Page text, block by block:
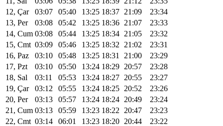
12, Çar
03:07 05:40 13:25 18:37 21:09
23:34
13, Per
03:08 05:42 13:25 18:36 21:07
23:33
14, Cum 03:08 05:44 13:25 18:34 21:05
23:32
15, Cmt 03:09 05:46 13:25 18:32 21:02
23:31
16, Paz
03:10 05:48 13:25 18:31 21:00
23:29
17, Pzt
03:10 05:50 13:24 18:29 20:57
23:28
18, Sal
03:11 05:53 13:24 18:27 20:55
23:27
19, Çar
03:12 05:55 13:24 18:25 20:52
23:26
20, Per
03:13 05:57 13:24 18:24 20:49
23:24
21, Cum 03:13 05:59 13:23 18:22 20:47
23:23
22, Cmt 03:14 06:01 13:23 18:20 20:44
23:22